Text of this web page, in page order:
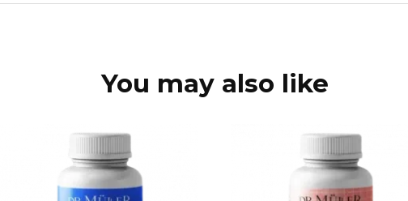
You may also like